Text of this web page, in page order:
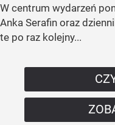
W centrum wydarzeń
Anka Serafin oraz
te po raz kolejny...